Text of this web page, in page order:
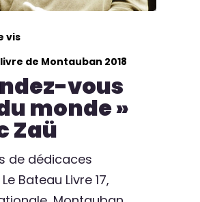
vis
de Montauban 2018
vous
monde »
Zaü
de dédicaces
Bateau Livre 17,